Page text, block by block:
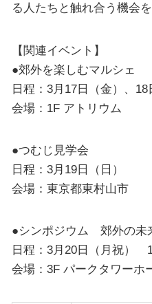
る人たちと触れ合う機会
【関連イベント】
●郊外を楽しむマルシェ
日程：3月17日（金）、18
会場：1F アトリウム
●つむじ見学会
日程：3月19日（日）
会場：東京都東村山市
●シンポジウム 郊外の未
日程：3月20日（月祝）
会場：3F パークタワーホ